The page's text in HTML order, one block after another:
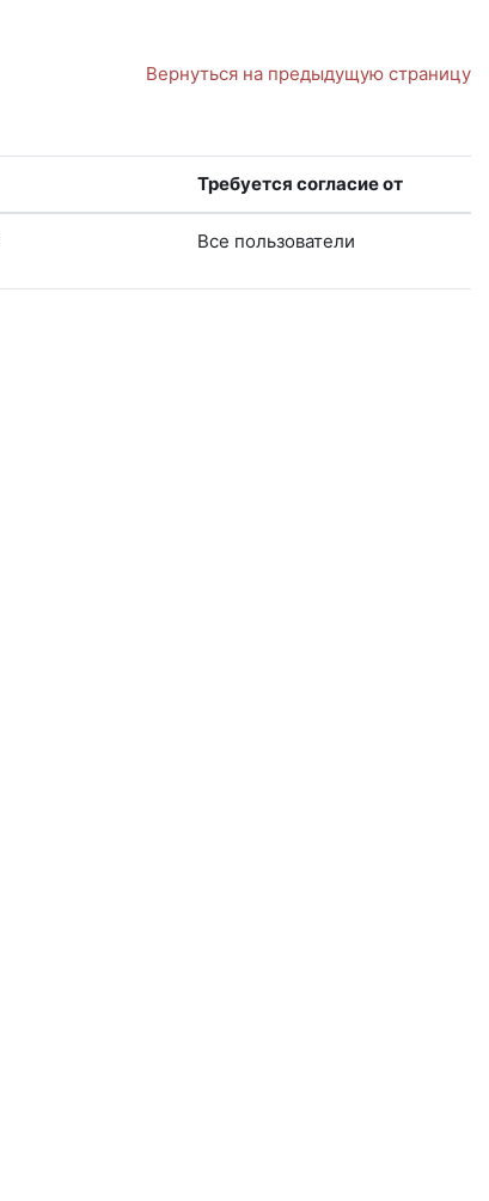
Вернуться на предыдущую страницу
Требуется согласие от
Все пользователи